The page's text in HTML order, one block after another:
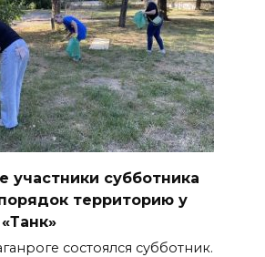
участники субботника
территорию у
состоялся субботник.